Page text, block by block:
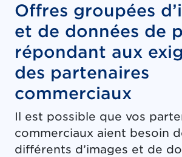
Offres groupées
et de données de
répondant aux
des partenaires
commerciaux
Il est possible que vos
commerciaux aient besoin
différents d’images et de